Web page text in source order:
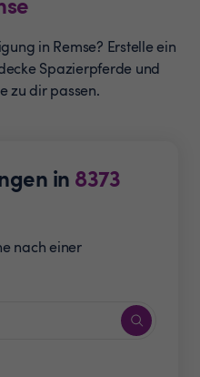
in Remse? Erstelle ein
Spazierpferde und
zu dir passen.
in 8373
nach einer